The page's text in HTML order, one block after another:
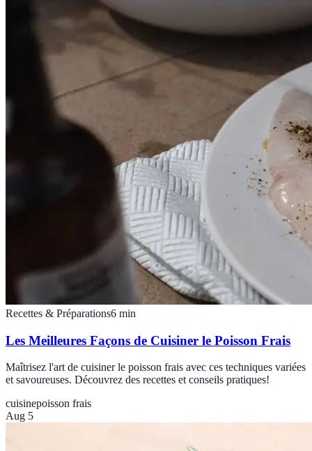
Recettes & Préparations6 min
Les Meilleures Façons de Cuisiner le Poisson Frais
Maîtrisez l'art de cuisiner le poisson frais avec ces techniques variées
et savoureuses. Découvrez des recettes et conseils pratiques!
cuisinepoisson frais
Aug 5